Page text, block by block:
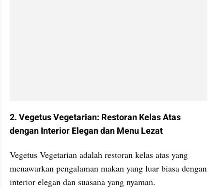
2. Vegetus Vegetarian: Restoran Kelas Atas
dengan Interior Elegan dan Menu Lezat
Vegetus Vegetarian adalah restoran kelas atas yang
menawarkan pengalaman makan yang luar biasa dengan
interior elegan dan suasana yang nyaman.